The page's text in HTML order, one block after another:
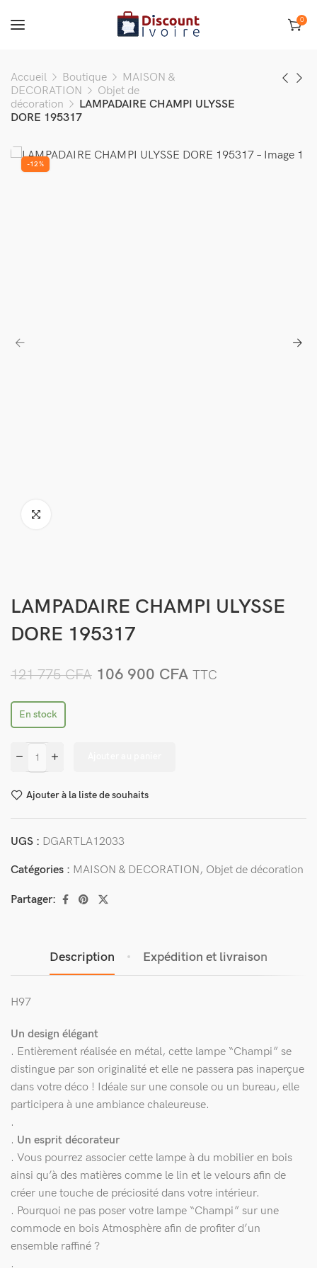
0
Accueil Boutique
MAISON &
DECORATION
Objet de
décoration
LAMPADAIRE CHAMPI ULYSSE
DORE 195317
-12%
LAMPADAIRE CHAMPI ULYSSE
DORE 195317
121 775CFA 106 900 CFA TTC
En stock
Ajouter à la liste de souhaits
UGS : DGARTLA12033
Catégories : MAISON & DECORATION, Objet de décoration
Partager:
Description Expédition et livraison
H97
Un design élégant
. Entièrement réalisée en métal, cette lampe “Champi” se
distingue par son originalité et elle ne passera pas inaperçue
dans votre déco ! Idéale sur une console ou un bureau, elle
participera à une ambiance chaleureuse.
.
. Un esprit décorateur
. Vous pourrez associer cette lampe à du mobilier en bois
ainsi qu’à des matières comme le lin et le velours afin de
créer une touche de préciosité dans votre intérieur.
. Pourquoi ne pas poser votre lampe “Champi” sur une
commode en bois Atmosphère afin de profiter d’un
ensemble raffiné ?
.